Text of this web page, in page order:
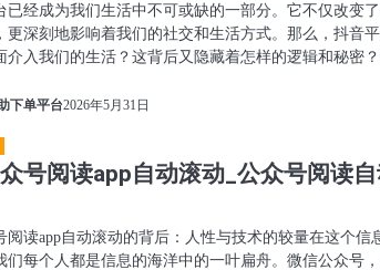
已经成为我们生活中不可或缺的一部分。它不仅改变
更深刻地影响着我们的社交和生活方式。那么，抖音
介入我们的生活？这背后又隐藏着怎样的逻辑和秘密
下单平台2026年5月31日
号阅读app自动滚动_公众号阅读
阅读app自动滚动的背后：人性与技术的较量在这个信
们每个人都是信息的海洋中的一叶扁舟。微信公众号